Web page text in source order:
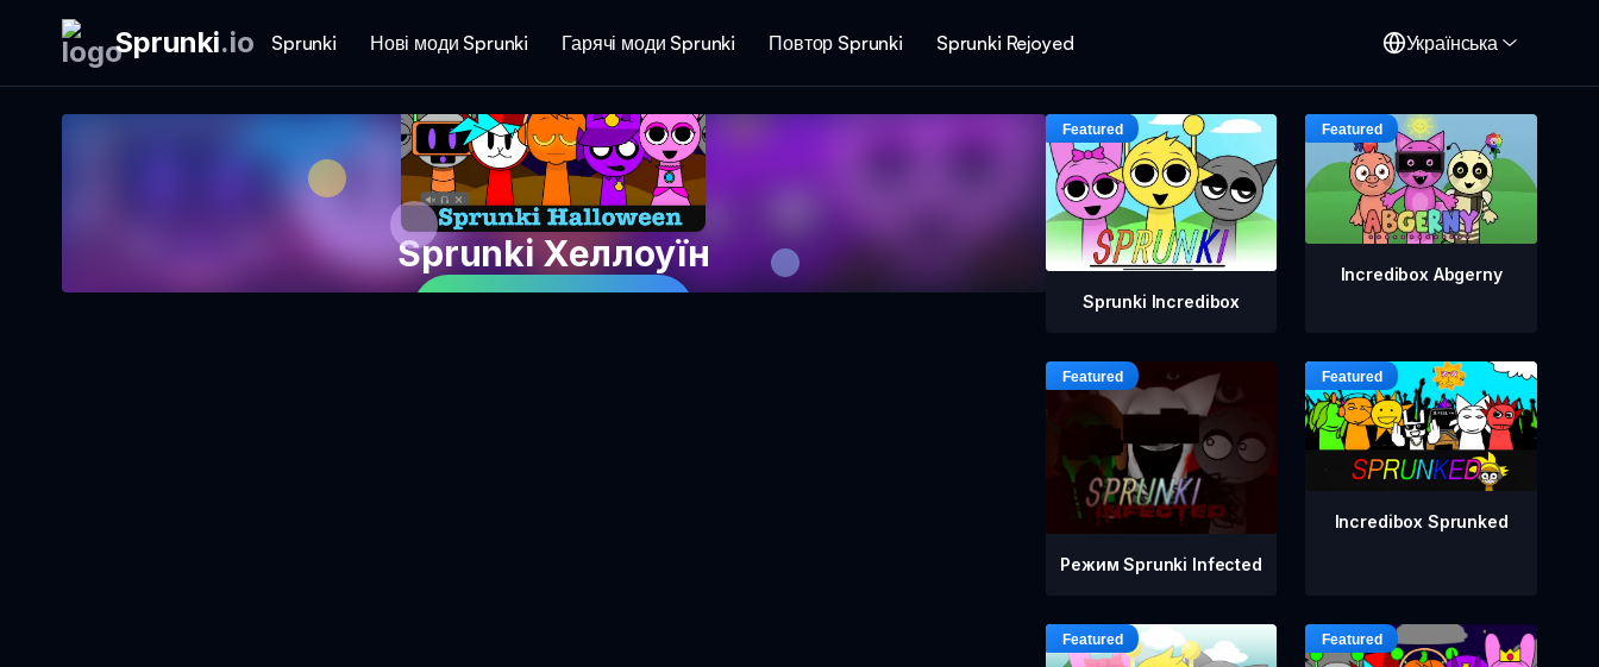
Sprunki.io Sprunki Нові моди Sprunki Гарячі моди Sprunki Повтор Sprunki Sprunki Rejoyed Українська
Sprunki Хеллоуїн
Sprunki Incredibox
Incredibox Abgerny
Режим Sprunki Infected
Incredibox Sprunked